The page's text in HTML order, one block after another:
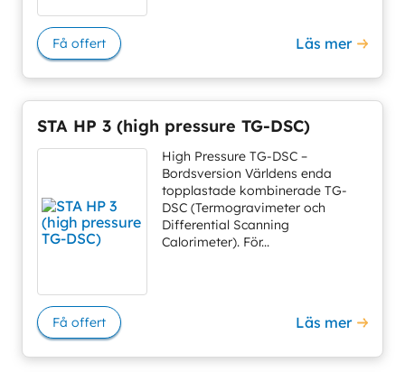
Få offert Läs mer
STA HP 3 (high pressure TG-DSC)
High Pressure TG-DSC –
Bordsversion Världens enda
topplastade kombinerade TG-
DSC (Termogravimeter och
Differential Scanning
Calorimeter). För...
Få offert Läs mer